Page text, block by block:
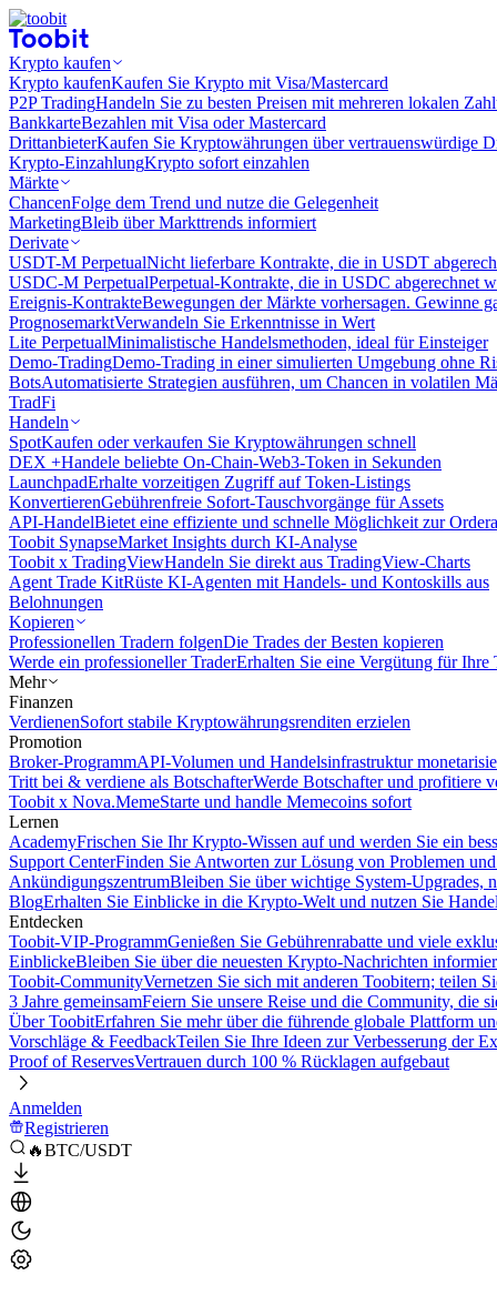
Krypto kaufen
Krypto kaufenKaufen Sie Krypto mit Visa/Mastercard
P2P TradingHandeln Sie zu besten Preisen mit mehreren lokalen
BankkarteBezahlen mit Visa oder Mastercard
DrittanbieterKaufen Sie Kryptowährungen über vertrauenswürdige
Krypto-EinzahlungKrypto sofort einzahlen
Märkte
ChancenFolge dem Trend und nutze die Gelegenheit
MarketingBleib über Markttrends informiert
Derivate
USDT-M PerpetualNicht lieferbare Kontrakte, die in USDT
USDC-M PerpetualPerpetual-Kontrakte, die in USDC abgerechnet
Ereignis-KontrakteBewegungen der Märkte vorhersagen. Gewinne
PrognosemarktVerwandeln Sie Erkenntnisse in Wert
Lite PerpetualMinimalistische Handelsmethoden, ideal für Einsteiger
Demo-TradingDemo-Trading in einer simulierten Umgebung ohne
BotsAutomatisierte Strategien ausführen, um Chancen in volatilen
TradFi
Handeln
SpotKaufen oder verkaufen Sie Kryptowährungen schnell
DEX +Handele beliebte On-Chain-Web3-Token in Sekunden
LaunchpadErhalte vorzeitigen Zugriff auf Token-Listings
KonvertierenGebührenfreie Sofort-Tauschvorgänge für Assets
API-HandelBietet eine effiziente und schnelle Möglichkeit zur
Toobit SynapseMarket Insights durch KI-Analyse
Toobit x TradingViewHandeln Sie direkt aus TradingView-Charts
Agent Trade KitRüste KI-Agenten mit Handels- und Kontoskills aus
Belohnungen
Kopieren
Professionellen Tradern folgenDie Trades der Besten kopieren
Werde ein professioneller TraderErhalten Sie eine Vergütung für Ihre
Mehr
Finanzen
VerdienenSofort stabile Kryptowährungsrenditen erzielen
Promotion
Broker-ProgrammAPI-Volumen und Handelsinfrastruktur
Tritt bei & verdiene als BotschafterWerde Botschafter und profitiere
Toobit x Nova.MemeStarte und handle Memecoins sofort
Lernen
AcademyFrischen Sie Ihr Krypto-Wissen auf und werden Sie ein
Support CenterFinden Sie Antworten zur Lösung von Problemen
AnkündigungszentrumBleiben Sie über wichtige System-Upgrades,
BlogErhalten Sie Einblicke in die Krypto-Welt und nutzen Sie
Entdecken
Toobit-VIP-ProgrammGenießen Sie Gebührenrabatte und viele
EinblickeBleiben Sie über die neuesten Krypto-Nachrichten
Toobit-CommunityVernetzen Sie sich mit anderen Toobitern; teilen
3 Jahre gemeinsamFeiern Sie unsere Reise und die Community, die
Über ToobitErfahren Sie mehr über die führende globale Plattform
Vorschläge & FeedbackTeilen Sie Ihre Ideen zur Verbesserung der
Proof of ReservesVertrauen durch 100 % Rücklagen aufgebaut
Anmelden
Registrieren
🔥BTC/USDT